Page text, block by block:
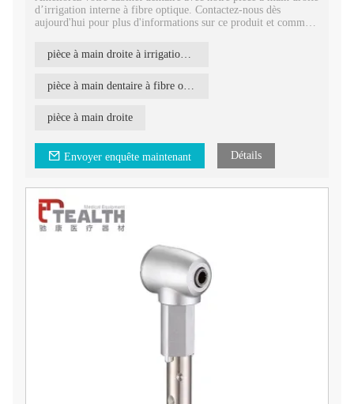
d’irrigation interne à fibre optique. Contactez-nous dès
aujourd'hui pour plus d'informations sur ce produit et comment
pièce à main droite à irrigation interne
pièce à main dentaire à fibre optique
pièce à main droite
Envoyer enquête maintenant Détails